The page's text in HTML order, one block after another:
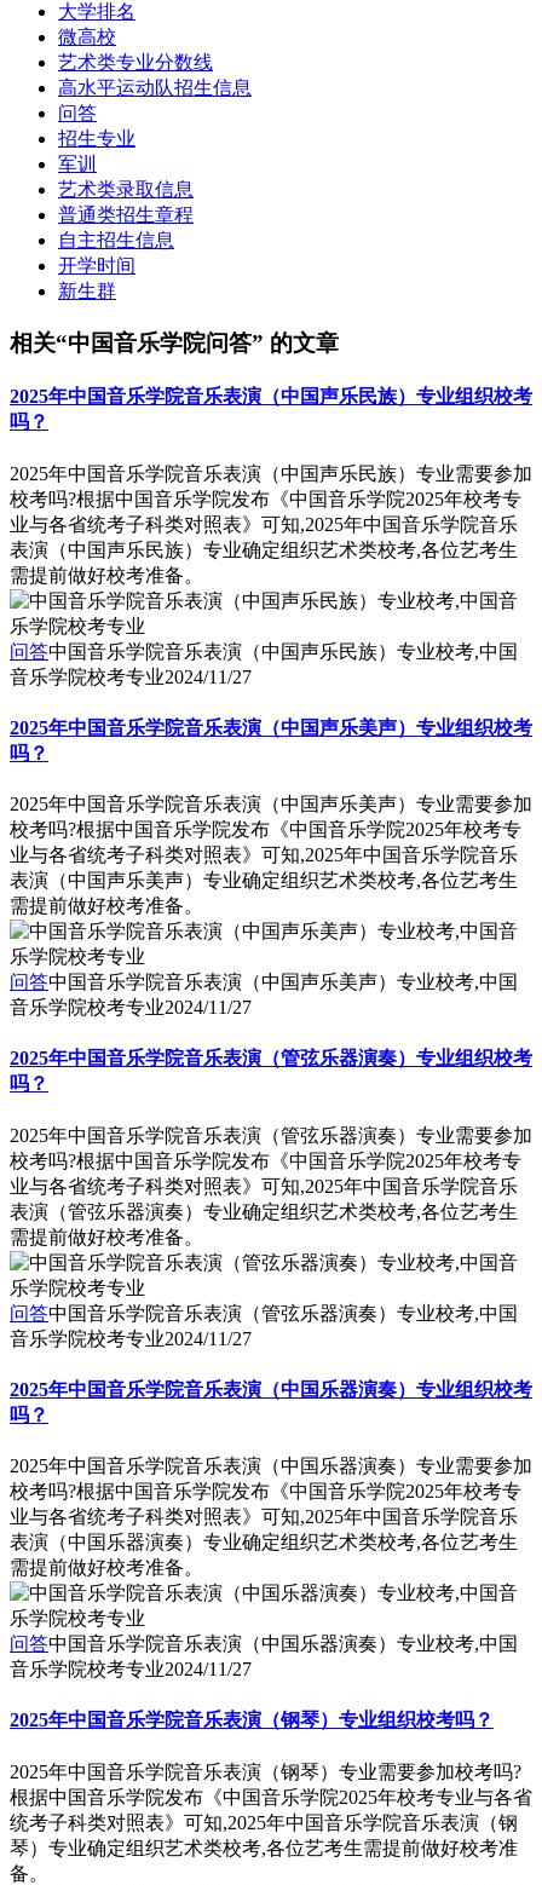
大学排名
微高校
艺术类专业分数线
高水平运动队招生信息
问答
招生专业
军训
艺术类录取信息
普通类招生章程
自主招生信息
开学时间
新生群
相关“中国音乐学院问答” 的文章
2025年中国音乐学院音乐表演（中国声乐民族）专业组织校考
吗？
2025年中国音乐学院音乐表演（中国声乐民族）专业需要参加
校考吗?根据中国音乐学院发布《中国音乐学院2025年校考专
业与各省统考子科类对照表》可知,2025年中国音乐学院音乐
表演（中国声乐民族）专业确定组织艺术类校考,各位艺考生
需提前做好校考准备。
问答中国音乐学院音乐表演（中国声乐民族）专业校考,中国
音乐学院校考专业2024/11/27
2025年中国音乐学院音乐表演（中国声乐美声）专业组织校考
吗？
2025年中国音乐学院音乐表演（中国声乐美声）专业需要参加
校考吗?根据中国音乐学院发布《中国音乐学院2025年校考专
业与各省统考子科类对照表》可知,2025年中国音乐学院音乐
表演（中国声乐美声）专业确定组织艺术类校考,各位艺考生
需提前做好校考准备。
问答中国音乐学院音乐表演（中国声乐美声）专业校考,中国
音乐学院校考专业2024/11/27
2025年中国音乐学院音乐表演（管弦乐器演奏）专业组织校考
吗？
2025年中国音乐学院音乐表演（管弦乐器演奏）专业需要参加
校考吗?根据中国音乐学院发布《中国音乐学院2025年校考专
业与各省统考子科类对照表》可知,2025年中国音乐学院音乐
表演（管弦乐器演奏）专业确定组织艺术类校考,各位艺考生
需提前做好校考准备。
问答中国音乐学院音乐表演（管弦乐器演奏）专业校考,中国
音乐学院校考专业2024/11/27
2025年中国音乐学院音乐表演（中国乐器演奏）专业组织校考
吗？
2025年中国音乐学院音乐表演（中国乐器演奏）专业需要参加
校考吗?根据中国音乐学院发布《中国音乐学院2025年校考专
业与各省统考子科类对照表》可知,2025年中国音乐学院音乐
表演（中国乐器演奏）专业确定组织艺术类校考,各位艺考生
需提前做好校考准备。
问答中国音乐学院音乐表演（中国乐器演奏）专业校考,中国
音乐学院校考专业2024/11/27
2025年中国音乐学院音乐表演（钢琴）专业组织校考吗？
2025年中国音乐学院音乐表演（钢琴）专业需要参加校考吗?
根据中国音乐学院发布《中国音乐学院2025年校考专业与各省
统考子科类对照表》可知,2025年中国音乐学院音乐表演（钢
琴）专业确定组织艺术类校考,各位艺考生需提前做好校考准
备。